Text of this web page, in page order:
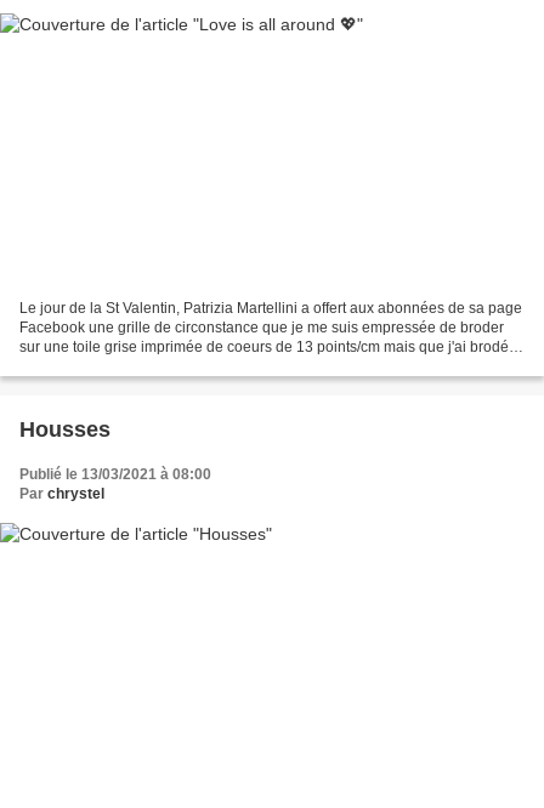
Le jour de la St Valentin, Patrizia Martellini a offert aux abonnées de sa page
Facebook une grille de circonstance que je me suis empressée de broder
sur une toile grise imprimée de coeurs de 13 points/cm mais que j'ai brodée
Housses
Publié le 13/03/2021 à 08:00
Par chrystel